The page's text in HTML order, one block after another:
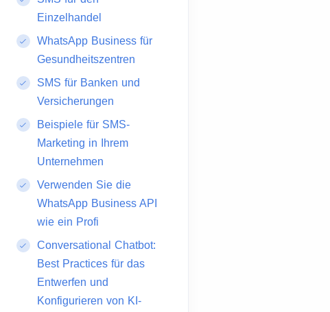
Einzelhandel
WhatsApp Business für
Gesundheitszentren
SMS für Banken und
Versicherungen
Beispiele für SMS-
Marketing in Ihrem
Unternehmen
Verwenden Sie die
WhatsApp Business API
wie ein Profi
Conversational Chatbot:
Best Practices für das
Entwerfen und
Konfigurieren von KI-